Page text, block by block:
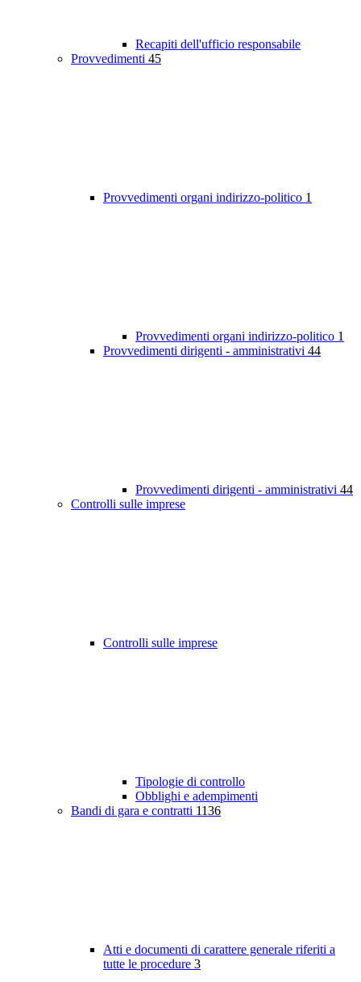
Recapiti dell'ufficio responsabile
Provvedimenti 45
Provvedimenti organi indirizzo-politico 1
Provvedimenti organi indirizzo-politico 1
Provvedimenti dirigenti - amministrativi 44
Provvedimenti dirigenti - amministrativi 44
Controlli sulle imprese
Controlli sulle imprese
Tipologie di controllo
Obblighi e adempimenti
Bandi di gara e contratti 1136
Atti e documenti di carattere generale riferiti a
tutte le procedure 3